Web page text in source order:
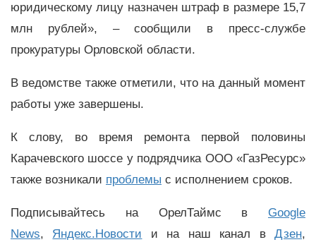
юридическому лицу назначен штраф в размере 15,7
млн рублей», – сообщили в пресс-службе
прокуратуры Орловской области.
В ведомстве также отметили, что на данный момент
работы уже завершены.
К слову, во время ремонта первой половины
Карачевского шоссе у подрядчика ООО «ГазРесурс»
также возникали проблемы с исполнением сроков.
Подписывайтесь на ОрелТаймс в Google
News, Яндекс.Новости и на наш канал вДзен,